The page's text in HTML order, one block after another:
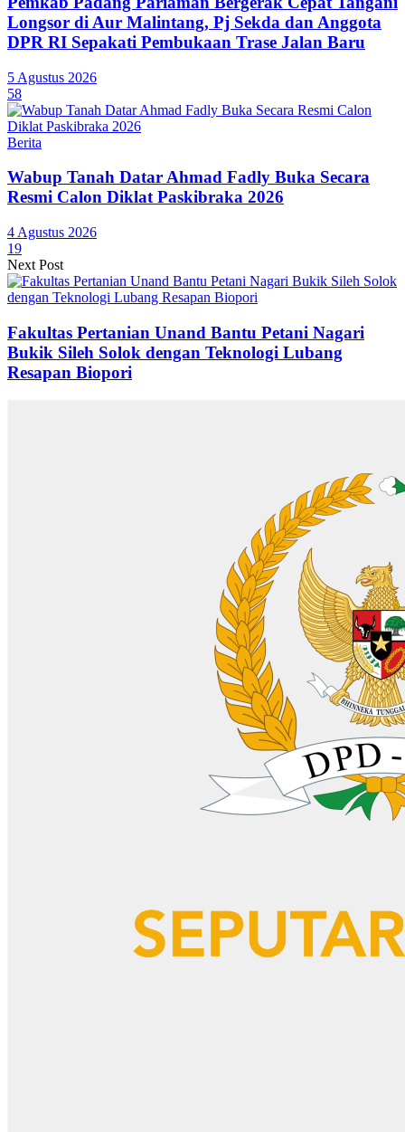
Longsor di Aur Malintang, Pj Sekda dan Anggota
DPR RI Sepakati Pembukaan Trase Jalan Baru
5 Agustus 2026
58
Berita
Wabup Tanah Datar Ahmad Fadly Buka Secara
Resmi Calon Diklat Paskibraka 2026
4 Agustus 2026
19
Next Post
Fakultas Pertanian Unand Bantu Petani Nagari
Bukik Sileh Solok dengan Teknologi Lubang
Resapan Biopori